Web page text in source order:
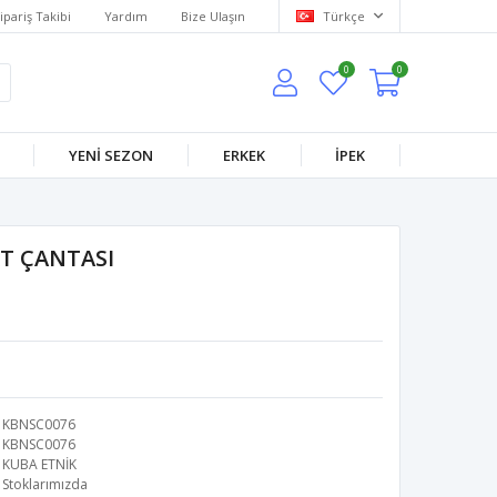
Takibi Yardım Bize Ulaşın Türkçe
0 0
YENİ SEZON ERKEK İPEK
ÇANTASI
KBNSC0076
KBNSC0076
KUBA ETNİK
Stoklarımızda